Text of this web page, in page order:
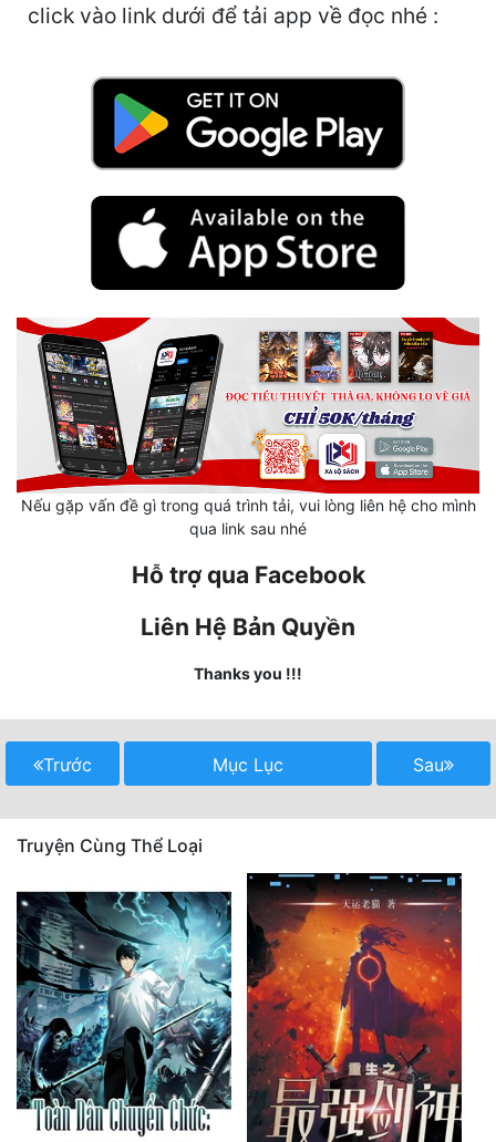
Huyền Huyễn
Khoa Huyễn Không Gian
Kinh Dị
Kiếm Hiệp
Kỳ Huyễn
Kỳ Ảo
Mỹ Thực
Ngôn Tình
Nữ Cường
Nữ Phụ
Phong Thủy - Tâm Linh
Phương Tây
Phản Phái
Quan Trường
click vào link dưới để tải app về đọc nhé :
Nếu gặp vấn đề gì trong quá trình tải, vui lòng liên hệ cho mình
qua link sau nhé
Hỗ trợ qua Facebook
Liên Hệ Bản Quyền
Thanks you !!!
Trước Mục Lục Sau
Truyện Cùng Thể Loại